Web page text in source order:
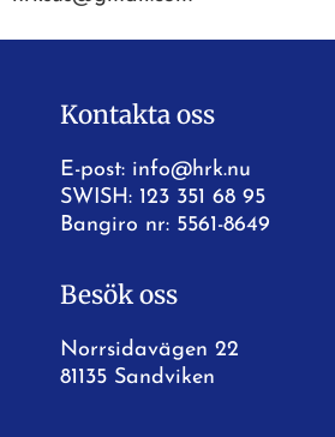
Kontakta oss
E-post: info@hrk.nu
SWISH: 123 351 68 95
Bangiro nr: 5561-8649
Besök oss
Norrsidavägen 22
81135 Sandviken